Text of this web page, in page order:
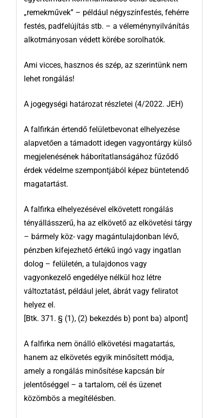
„remekművek” – például négyszínfestés, fehérre
festés, padfelújítás stb. – a véleménynyilvánítás
alkotmányosan védett körébe sorolhatók.
Ami vicces, hasznos és szép, az szerintünk nem
lehet rongálás!
A jogegységi határozat részletei (4/2022. JEH)
A falfirkán értendő felületbevonat elhelyezése
alapvetően a támadott idegen vagyontárgy külső
megjelenésének háborítatlanságához fűződő
érdek védelme szempontjából képez büntetendő
magatartást.
A falfirka elhelyezésével elkövetett rongálás
tényállásszerű, ha az elkövető az elkövetési tárgy
– bármely köz- vagy magántulajdonban lévő,
pénzben kifejezhető értékű ingó vagy ingatlan
dolog – felületén, a tulajdonos vagy
vagyonkezelő engedélye nélkül hoz létre
változtatást, például jelet, ábrát vagy feliratot
helyez el.
[Btk. 371. § (1), (2) bekezdés b) pont ba) alpont]
A falfirka nem önálló elkövetési magatartás,
hanem az elkövetés egyik minősített módja,
amely a rongálás minősítése kapcsán bír
jelentőséggel – a tartalom, cél és üzenet
közömbös a megítélésben.